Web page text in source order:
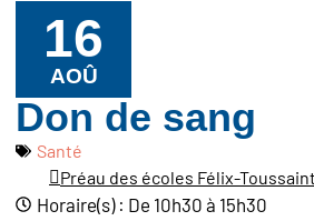
16
AOÛ
Don de sang
Santé
Préau des écoles Félix-
Horaire(s) : De 10h30 à 15h30